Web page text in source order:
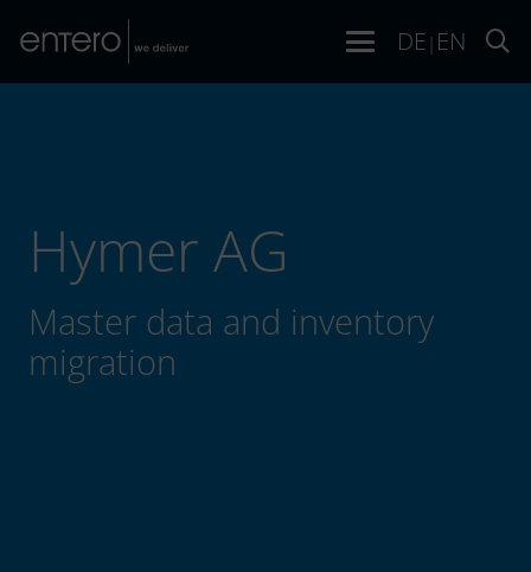
DE | EN
Hymer AG
Master data and inventory
migration